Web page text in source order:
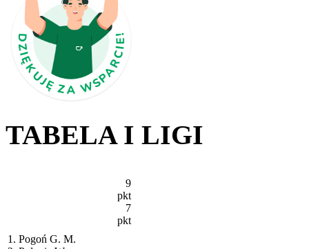
TABELA I LIGI
1. Pogoń G. M.
9
pkt
7
pkt